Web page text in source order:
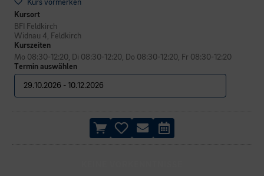
Kurs vormerken
Kursort
BFI Feldkirch
Widnau 4, Feldkirch
Termin auswählen
Kurszeiten
Mo 08:30-12:20, Di 08:30-12:20, Do 08:30-12:20, Fr 08:30-12:20